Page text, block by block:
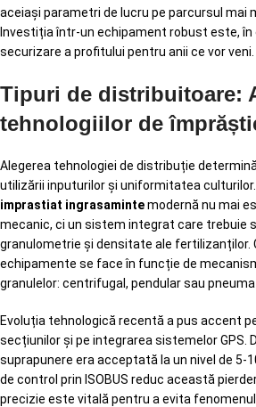
aceiași parametri de lucru pe parcursul mai
Investiția într-un echipament robust este, în
securizare a profitului pentru anii ce vor veni.
Tipuri de distribuitoare:
tehnologiilor de
Alegerea tehnologiei de distribuție
utilizării inputurilor și uniformitatea culturilor.
imprastiat ingrasamintemodernă nu mai
mecanic, ci un sistem integrat care trebuie
granulometrie și densitate ale fertilizanților.
echipamente se face în funcție de
granulelor: centrifugal, pendular sau
Evoluția tehnologică recentă a pus accent
secțiunilor și pe integrarea sistemelor GPS.
suprapunere era acceptată la un nivel de 5-
de control prin ISOBUS reduc această
precizie este vitală pentru a evita